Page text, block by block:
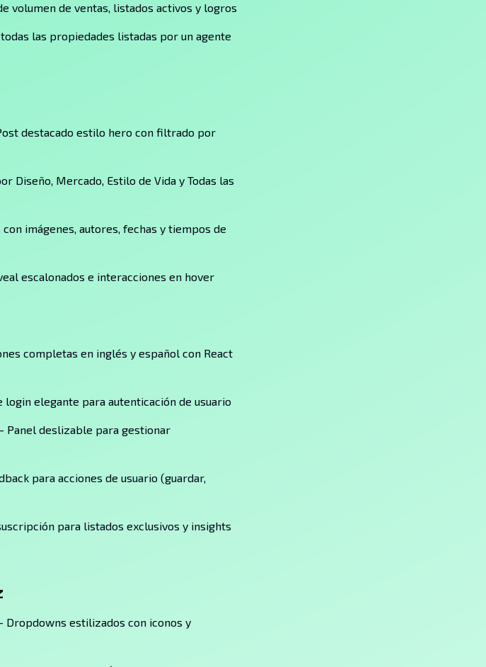
volumen de ventas, listados activos y logros
las propiedades listadas por un agente
destacado estilo hero con filtrado por
Diseño, Mercado, Estilo de Vida y Todas las
imágenes, autores, fechas y tiempos de
escalonados e interacciones en hover
completas en inglés y español con React
login elegante para autenticación de usuario
Panel deslizable para gestionar
para acciones de usuario (guardar,
para listados exclusivos y insights
Dropdowns estilizados con iconos y